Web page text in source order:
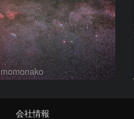
momonako
会社情報